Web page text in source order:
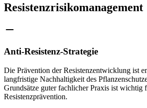
Resistenzrisikomanagement
Anti-Resistenz-Strategie
Die Prävention der Resistenzentwicklung ist
langfristige Nachhaltigkeit des
Grundsätze guter fachlicher Praxis ist wichtig
Resistenzprävention.